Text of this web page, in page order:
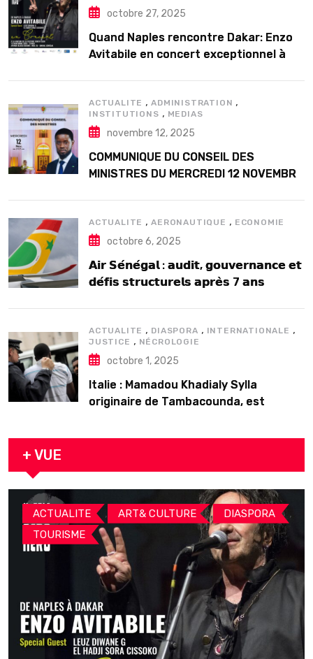
octobre 27, 2025
Quand Naples rencontre Dakar: Enzo
Avitabile en concert exceptionnel à
ACTUALITE ,ADMINISTRATION ,
INSTITUTIONS , MEDIAS
novembre 12, 2025
COMMUNIQUE DU CONSEIL DES
MINISTRES DU MERCREDI 12 NOVEMBRE
ACTUALITE ,AERONAUTIQUE , ECONOMIE
octobre 6, 2025
𝗔𝗶𝗿 𝗦𝗲́𝗻𝗲́𝗴𝗮𝗹 : 𝗮𝘂𝗱𝗶𝘁, 𝗴𝗼𝘂𝘃𝗲𝗿𝗻𝗮𝗻𝗰𝗲 𝗲𝘁
𝗱𝗲́𝗳𝗶𝘀 𝘀𝘁𝗿𝘂𝗰𝘁𝘂𝗿𝗲𝗹𝘀 𝗮𝗽𝗿𝗲̀𝘀 7 𝗮𝗻𝘀
ACTUALITE , DIASPORA , INTERNATIONALE ,
JUSTICE , NÉCROLOGIE
octobre 1, 2025
Italie : Mamadou Khadialy Sylla
originaire de Tambacounda, est
arrestation
+ VUE
ACTUALITE , ART& CULTURE , DIASPORA ,
TOURISME